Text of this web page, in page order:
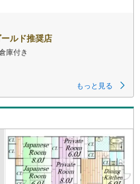
ールド推奨店
庫付き
ジタルギフトプレゼント実施中■
展開中！こちらでは当社の強みを大
わず不動産を取り扱っております。
や行政などの地域情報を総合し、お
よう、しっかりとサポートさせて頂
もっと見る